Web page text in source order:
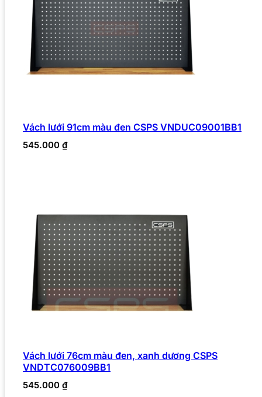
Vách lưới 91cm màu đen CSPS VNDUC09001BB1
545.000 ₫
Vách lưới 76cm màu đen, xanh dương CSPS
VNDTC076009BB1
545.000 ₫